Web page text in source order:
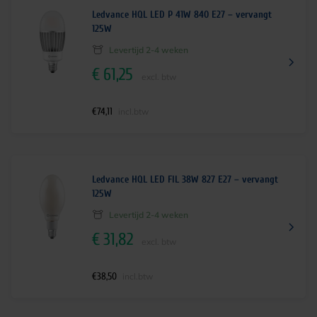
Ledvance HQL LED P 41W 840 E27 – vervangt
125W
Levertijd 2-4 weken
€ 61,25
€74,11
Ledvance HQL LED FIL 38W 827 E27 – vervangt
125W
Levertijd 2-4 weken
€31,82
€38,50